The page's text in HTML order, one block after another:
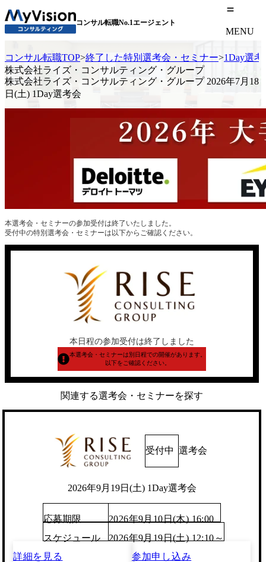
コンサル転職No.1エージェント
MENU
コンサル転職TOP>終了した特別選考会・セミナー>1Day選考
株式会社ライズ・コンサルティング・グループ
株式会社ライズ・コンサルティング・グループ 2026年7月18
日(土) 1Day選考会
本選考会・セミナーの参加受付は終了いたしました。
受付中の特別選考会・セミナーは以下からご確認ください。
本日程の参加受付は終了しました
本選考会・セミナーは別日程での開催があります。
以下をご確認ください。
関連する選考会・セミナーを探す
受付中 選考会
2026年9月19日(土) 1Day選考会
応募期限
2026年9月10日(木) 16:00
スケジュール
2026年9月19日(土) 12:10～
詳細を見る
参加申し込み